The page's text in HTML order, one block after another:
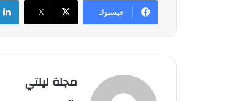
فيسبوك ‫X
مجلة ليلتي